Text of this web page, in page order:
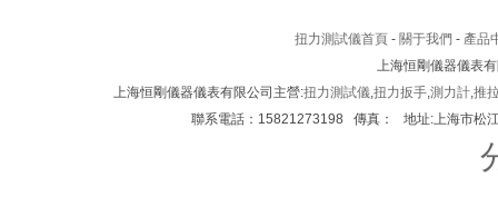
扭力測試儀首頁 - 關于我們 - 產品
上海恒剛儀器儀表
上海恒剛儀器儀表有限公司主營:扭力測試儀,扭力扳手,測力計,推
聯系電話：15821273198 傳真： 地址:上海市松